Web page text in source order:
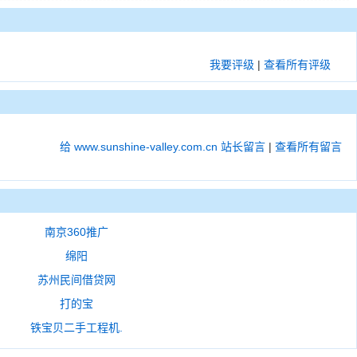
我要评级 | 查看所有评级
给 www.sunshine-valley.com.cn 站长留言 | 查看所有留言
南京360推广
绵阳
苏州民间借贷网
打的宝
铁宝贝二手工程机.